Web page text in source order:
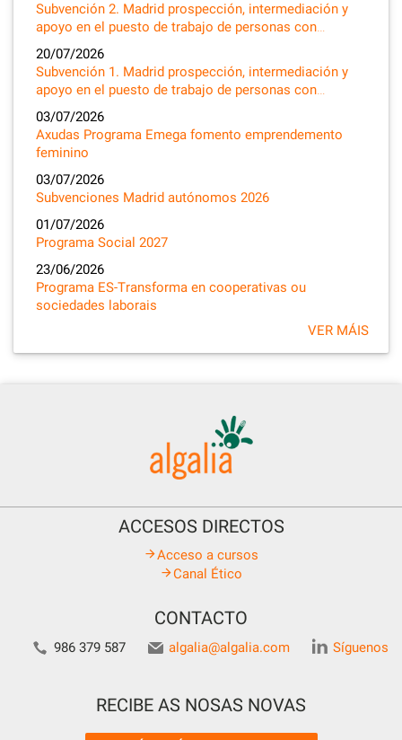
Subvención 2. Madrid prospección, intermediación y
apoyo en el puesto de trabajo de personas con…
20/07/2026
Subvención 1. Madrid prospección, intermediación y
apoyo en el puesto de trabajo de personas con…
03/07/2026
Axudas Programa Emega fomento emprendemento
feminino
03/07/2026
Subvenciones Madrid autónomos 2026
01/07/2026
Programa Social 2027
23/06/2026
Programa ES-Transforma en cooperativas ou
sociedades laborais
VER MÁIS
ACCESOS DIRECTOS
Acceso a cursos
Canal Ético
CONTACTO
986 379 587 algalia@algalia.com Síguenos
RECIBE AS NOSAS NOVAS